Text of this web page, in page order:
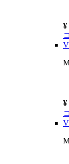
¥
¥